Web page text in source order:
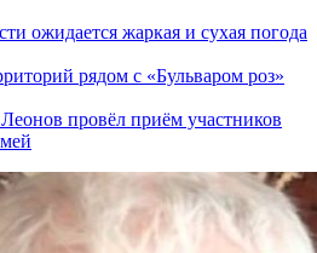
ожидается жаркая и сухая погода
рядом с «Бульваром роз»
провёл приём участников